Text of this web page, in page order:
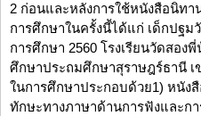
2 ก่อนและหลังการใช้หนังสือนิท
การศึกษาในครั้งนี้ได้แก่ เด็กปฐ
การศึกษา 2560 โรงเรียนวัดสอง
ศึกษาประถมศึกษาสุราษฎร์ธานี เ
ในการศึกษาประกอบด้วย1) หนั
ทักษะทางภาษาด้านการฟังและก